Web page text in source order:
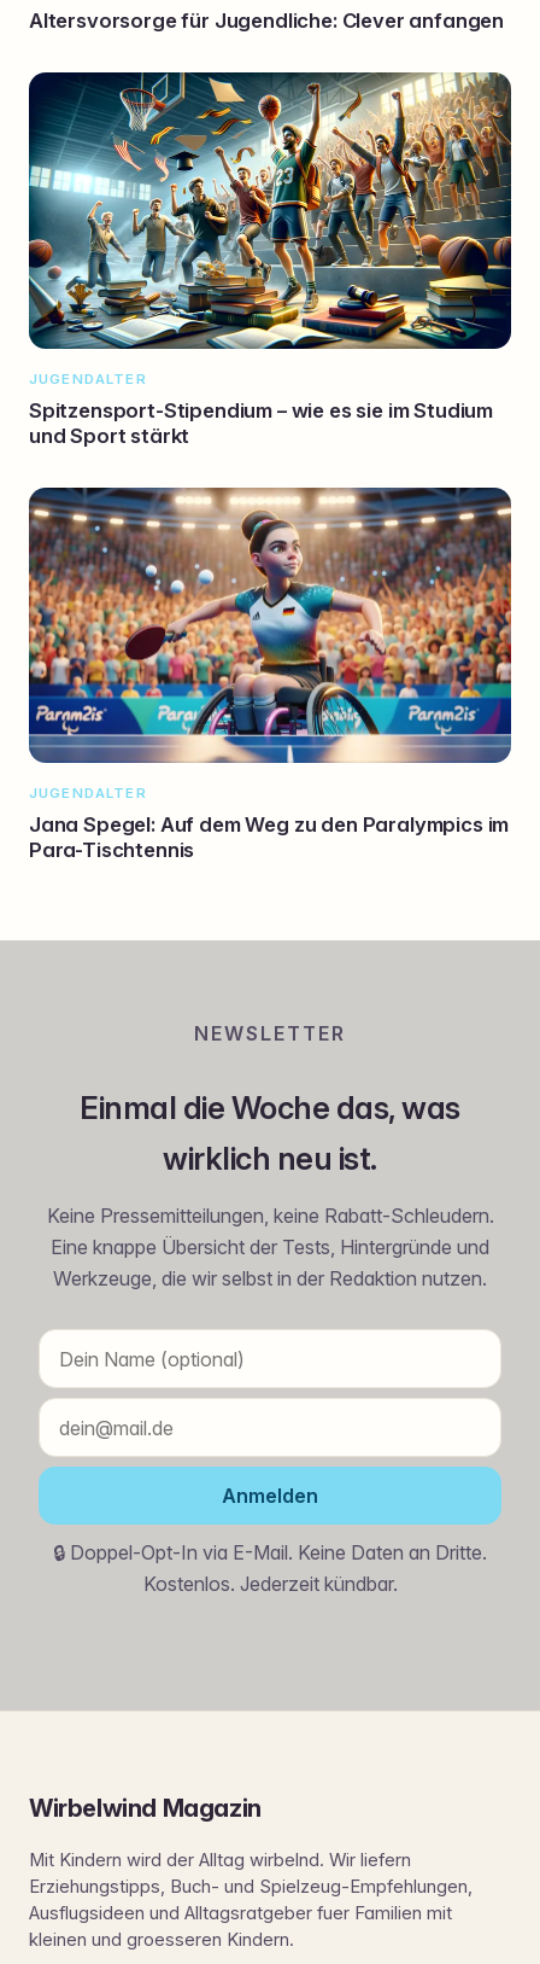
Altersvorsorge für Jugendliche: Clever anfangen
JUGENDALTER
Spitzensport-Stipendium – wie es sie im Studium
und Sport stärkt
JUGENDALTER
Jana Spegel: Auf dem Weg zu den Paralympics im
Para-Tischtennis
NEWSLETTER
Einmal die Woche das, was
wirklich neu ist.
Keine Pressemitteilungen, keine Rabatt-Schleudern.
Eine knappe Übersicht der Tests, Hintergründe und
Werkzeuge, die wir selbst in der Redaktion nutzen.
Anmelden
🔒 Doppel-Opt-In via E-Mail. Keine Daten an Dritte.
Kostenlos. Jederzeit kündbar.
Wirbelwind Magazin
Mit Kindern wird der Alltag wirbelnd. Wir liefern
Erziehungstipps, Buch- und Spielzeug-Empfehlungen,
Ausflugsideen und Alltagsratgeber fuer Familien mit
kleinen und groesseren Kindern.